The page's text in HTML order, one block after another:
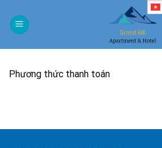
content
Phương thức thanh toán